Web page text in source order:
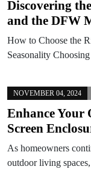
Discovering
and the DFW
How to Choose the
Seasonality
NOVEMBER 04, 2024
Enhance Your
Screen
As homeowners
outdoor living